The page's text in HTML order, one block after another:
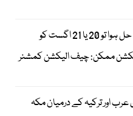
دھرنے کا مسئلہ حل ہوا تو 20 یا 21 اگست کو
ممکن: چیف الیکشن کمشنر
اور ترکیہ کے درمیان مکہ